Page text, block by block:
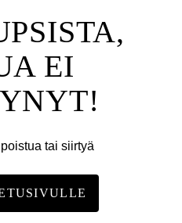
EI
tai siirtyä